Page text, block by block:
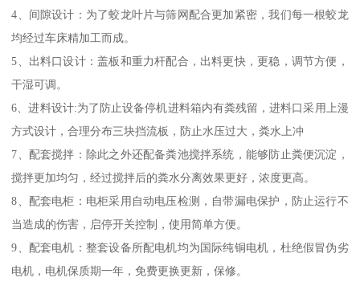
4、间隙设计：为了蛟龙叶片与筛网配合更加紧密，我们每一根蛟龙
均经过车床精加工而成。
5、出料口设计：盖板和重力杆配合，出料更快，更稳，调节方便，
干湿可调。
6、进料设计:为了防止设备停机进料箱内有粪残留，进料口采用上漫
方式设计，合理分布三块挡流板，防止水压过大，粪水上冲
7、配套搅拌：除此之外还配备粪池搅拌系统，能够防止粪便沉淀，
搅拌更加均匀，经过搅拌后的粪水分离效果更好，浓度更高。
8、配套电柜：电柜采用自动电压检测，自带漏电保护，防止运行不
当造成的伤害，启停开关控制，使用简单方便。
9、配套电机：整套设备所配电机均为国际纯铜电机，杜绝假冒伪劣
电机，电机保质期一年，免费更换更新，保修。